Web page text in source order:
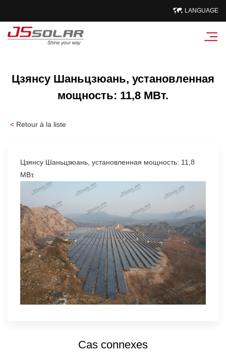
LANGUAGE
Цзянсу Шаньцзюань, установленная
мощность: 11,8 МВт.
< Retour à la liste
Цзянсу Шаньцзюань, установленная мощность: 11,8
МВт.
Cas connexes